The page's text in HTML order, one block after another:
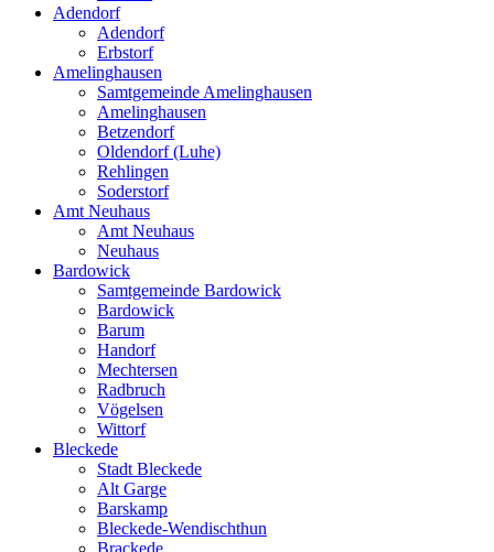
Adendorf
Adendorf
Erbstorf
Amelinghausen
Samtgemeinde Amelinghausen
Amelinghausen
Betzendorf
Oldendorf (Luhe)
Rehlingen
Soderstorf
Amt Neuhaus
Amt Neuhaus
Neuhaus
Bardowick
Samtgemeinde Bardowick
Bardowick
Barum
Handorf
Mechtersen
Radbruch
Vögelsen
Wittorf
Bleckede
Stadt Bleckede
Alt Garge
Barskamp
Bleckede-Wendischthun
Brackede